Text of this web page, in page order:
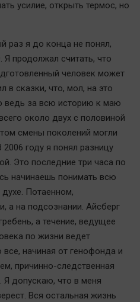
усилие, открыть термос, но
раз я до конца не понял,
продолжал считать, что
человек может
в сказки, что, мол, на это
ведь за всю историю к маю
около двух с половиной
смены поколений могли
году я понял разницу
Это последние три часа по
начинаешь понимать всю
Потаенном,
а на подсознании. Айсберг
а течение, ведущее
по жизни ведет
начиная от генофонда и
причинно-следственная
Я допускаю, что в меня
Вся остальная жизнь